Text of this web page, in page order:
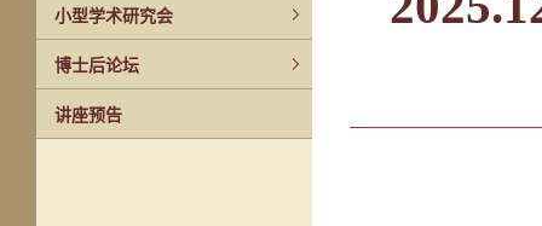
小型学术研究会
博士后论坛
讲座预告